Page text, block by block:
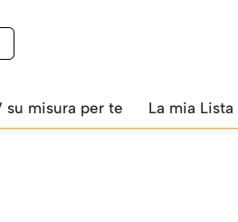
su misura per te La mia Lista